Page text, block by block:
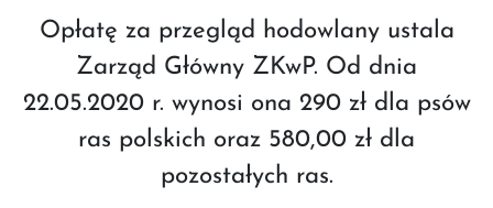
Opłatę za przegląd hodowlany ustala
Zarząd Główny ZKwP. Od dnia
22.05.2020 r. wynosi ona 290 zł dla psów
ras polskich oraz 580,00 zł dla
pozostałych ras.